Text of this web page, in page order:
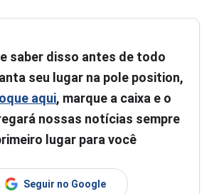
saber disso antes de todo
seu lugar na pole position,
aqui, marque a caixa e o
nossas notícias sempre
lugar para você
Seguir no Google